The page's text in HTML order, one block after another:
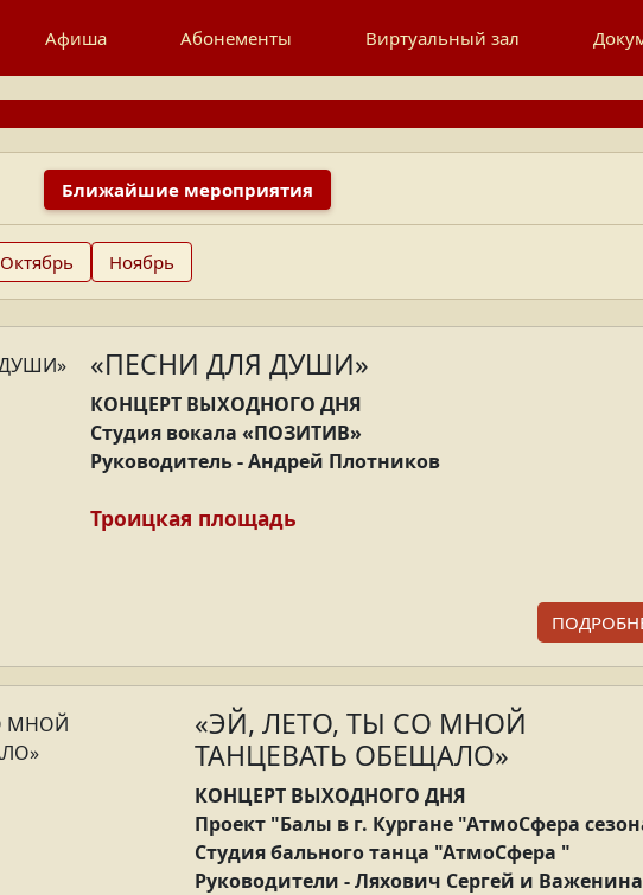
«КУРГАНСКОЕ
Афиша Абонементы Виртуальный зал
Ближайшие мероприятия
Октябрь Ноябрь
«ПЕСНИ ДЛЯ ДУШИ»
КОНЦЕРТ ВЫХОДНОГО ДНЯ
Студия вокала «ПОЗИТИВ»
Руководитель - Андрей Плотников
Троицкая площадь
« ЭЙ, ЛЕТО, ТЫ СО МНОЙ
ТАНЦЕВАТЬ ОБЕЩАЛО»
КОНЦЕРТ ВЫХОДНОГО ДНЯ
Проект "Балы в г. Кургане "АтмоСфера
Студия бального танца "АтмоСфера "
Руководители - Ляхович Сергей и Важенина